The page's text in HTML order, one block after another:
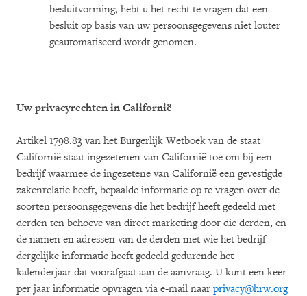
besluitvorming, hebt u het recht te vragen dat een
besluit op basis van uw persoonsgegevens niet louter
geautomatiseerd wordt genomen.
Uw privacyrechten in Californië
Artikel 1798.83 van het Burgerlijk Wetboek van de staat
Californië staat ingezetenen van Californië toe om bij een
bedrijf waarmee de ingezetene van Californië een gevestigde
zakenrelatie heeft, bepaalde informatie op te vragen over de
soorten persoonsgegevens die het bedrijf heeft gedeeld met
derden ten behoeve van direct marketing door die derden, en
de namen en adressen van de derden met wie het bedrijf
dergelijke informatie heeft gedeeld gedurende het
kalenderjaar dat voorafgaat aan de aanvraag. U kunt een keer
per jaar informatie opvragen via e-mail naar privacy@hrw.org